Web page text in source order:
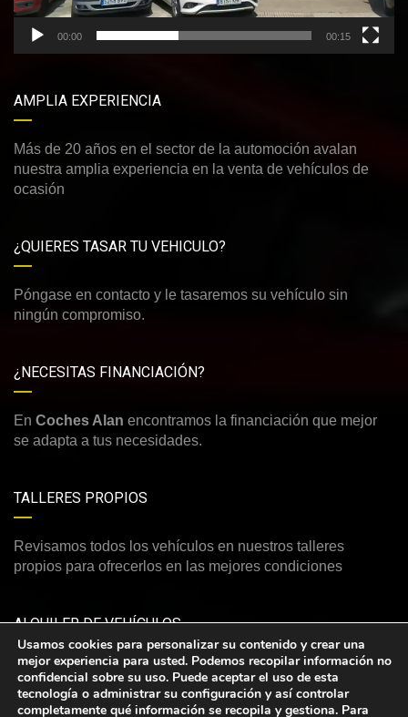
00:00 00:15
AMPLIA EXPERIENCIA
Más de 20 años en el sector de la automoción avalan
nuestra amplia experiencia en la venta de vehículos de
ocasión
¿QUIERES TASAR TU VEHICULO?
Póngase en contacto y le tasaremos su vehículo sin
ningún compromiso.
¿NECESITAS FINANCIACIÓN?
En Coches Alan encontramos la financiación que mejor
se adapta a tus necesidades.
TALLERES PROPIOS
Revisamos todos los vehículos en nuestros talleres
propios para ofrecerlos en las mejores condiciones
ALQUILER DE VEHÍCULOS
Consulte nuestra amplia y variada oferta de vehículos de
alquiler
Usamos cookies para personalizar su contenido y crear una
mejor experiencia para usted. Podemos recopilar información no
confidencial sobre su uso. Puede aceptar el uso de esta
tecnología o administrar su configuración y así controlar
completamente qué información se recopila y gestiona. Para